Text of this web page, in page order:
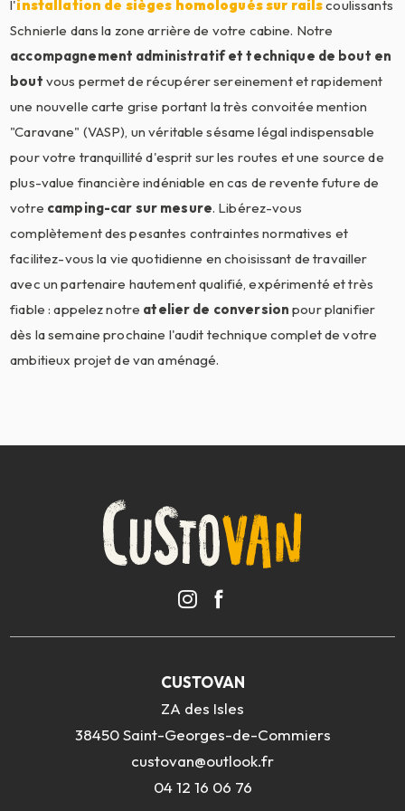
l'installation de sièges homologués sur railscoulissants
Schnierle dans la zone arrière de votre cabine. Notre
accompagnement administratif et technique de bout en
bout vous permet de récupérer sereinement et rapidement
une nouvelle carte grise portant la très convoitée mention
"Caravane" (VASP), un véritable sésame légal indispensable
pour votre tranquillité d'esprit sur les routes et une source de
plus-value financière indéniable en cas de revente future de
votre camping-car sur mesure. Libérez-vous
complètement des pesantes contraintes normatives et
facilitez-vous la vie quotidienne en choisissant de travailler
avec un partenaire hautement qualifié, expérimenté et très
fiable : appelez notre atelier de conversion pour planifier
dès la semaine prochaine l'audit technique complet de votre
ambitieux projet de van aménagé.
CUSTOVAN
ZA des Isles
38450 Saint-Georges-de-Commiers
custovan@outlook.fr
04 12 16 06 76